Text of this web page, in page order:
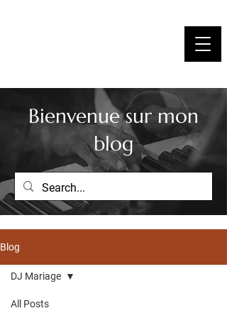
Bienvenue sur mon
blog
Blog
All Posts
DJ Mariage